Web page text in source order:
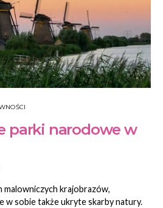
parki narodowe w
malowniczych krajobrazów,
w sobie także ukryte skarby natury.